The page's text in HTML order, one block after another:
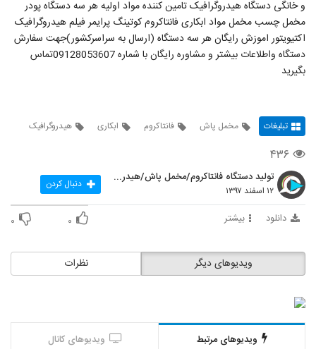
و خانگی دستگاه هیدروگرافیک تامین کننده مواد اولیه هر سه دستگاه پودر
مخمل چسب مخمل مواد ابکاری فانتاکروم کوتینگ پرایمر فیلم هیدروگرافیک
اکتیویتور اموزش رایگان هر سه دستگاه (ارسال به سراسرکشور)جهت سفارش
دستگاه واطلاعات بیشتر و مشاوره رایگان با شماره 09128053607تماس
بگیرید
تبلیغات مخمل پاش فانتاکروم ابکاری هیدروگرافیک
۴۳۶
تولید دستگاه فانتاکروم/مخمل پاش/هیدروگرافیک
۱۲ اسفند ۱۳۹۷ دنبال کردن
دانلود بیشتر ۰ ۰
نظرات ویدیوهای دیگر
ویدیوهای مرتبط ویدیوهای کانال